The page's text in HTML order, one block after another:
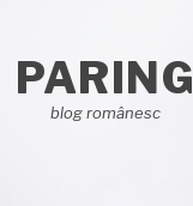
PARING
blog românesc